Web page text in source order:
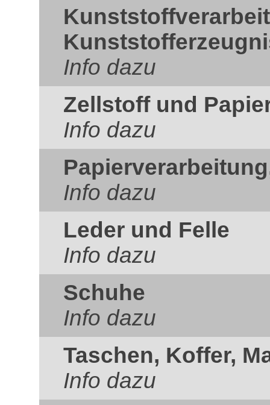
Info dazu
Zellstoff und
Info dazu
Info dazu
Leder und Felle
Info dazu
Schuhe
Info dazu
Taschen, Koffer,
Info dazu